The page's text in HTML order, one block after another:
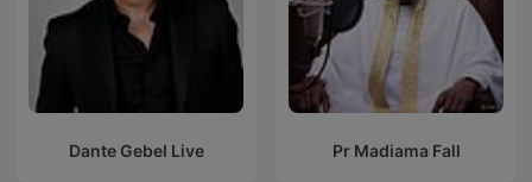
Dante Gebel Live Pr Madiama Fall